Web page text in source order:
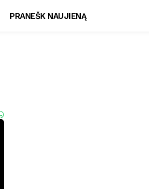
PRANEŠK NAUJIENĄ